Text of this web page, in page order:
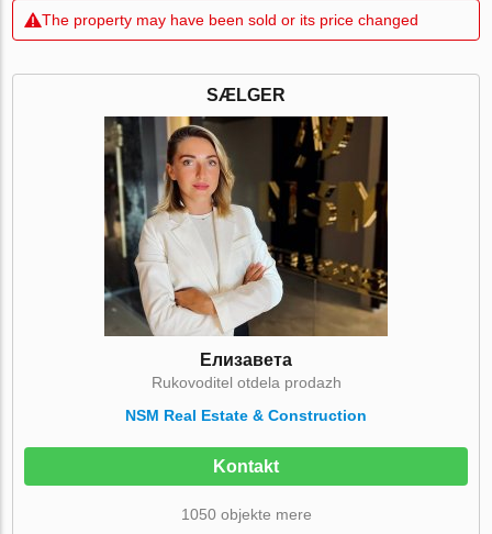
The property may have been sold or its price changed
SÆLGER
Елизавета
Rukovoditel otdela prodazh
NSM Real Estate & Construction
Kontakt
1050 objekte mere